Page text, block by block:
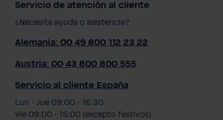
Servicio de atención al cliente
¿Necesita ayuda o asistencia?
Alemania: 00 49 800 112 23 22
Austria: 00 43 800 800 555
Servicio al cliente España
Lun - Jue 09:00 - 16:30
Vie 09:00 - 15:00 (excepto festivos)